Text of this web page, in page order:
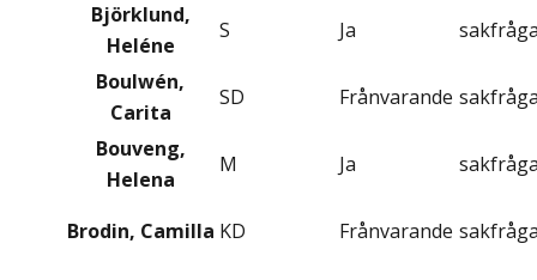
Björklund,
Heléne
S Ja
Boulwén,
Carita
SD Frånvarande
Bouveng,
Helena
M Ja
Brodin, Camilla KD Frånvarande